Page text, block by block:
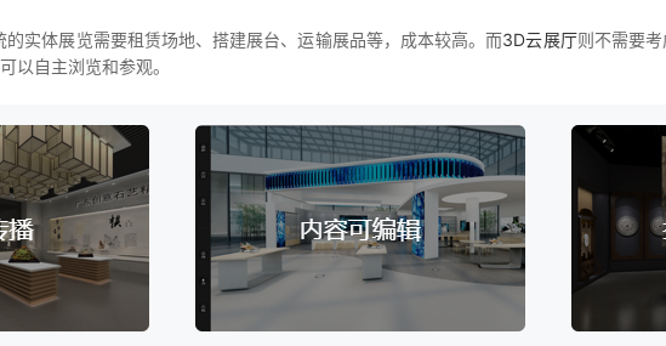
的实体展览需要租赁场地、搭建展台、运输展品等，成本较高。而3D云展厅则不需要考
以自主浏览和参观。